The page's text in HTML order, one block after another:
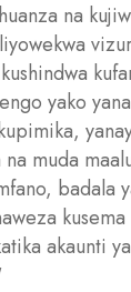
na
yako
muda
badala
akaunti